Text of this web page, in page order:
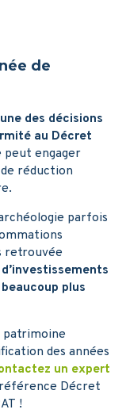
de
une des décisions
au Décret
peut engager
réduction
parfois
retrouvée
plus
patrimoine
des années
un expert
Décret
!